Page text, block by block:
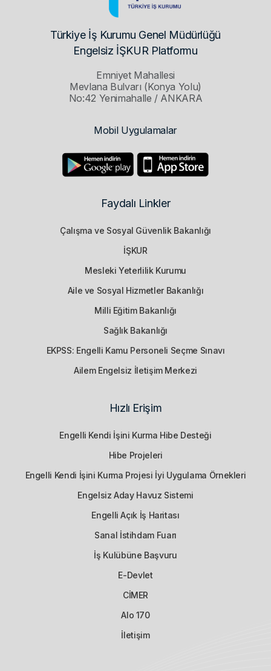
Türkiye İş Kurumu Genel Müdürlüğü
Engelsiz İŞKUR Platformu
Emniyet Mahallesi
Mevlana Bulvarı (Konya Yolu)
No:42 Yenimahalle / ANKARA
Mobil Uygulamalar
Faydalı Linkler
Çalışma ve Sosyal Güvenlik Bakanlığı
İŞKUR
Mesleki Yeterlilik Kurumu
Aile ve Sosyal Hizmetler Bakanlığı
Milli Eğitim Bakanlığı
Sağlık Bakanlığı
EKPSS: Engelli Kamu Personeli Seçme Sınavı
Ailem Engelsiz İletişim Merkezi
Hızlı Erişim
Engelli Kendi İşini Kurma Hibe Desteği
Hibe Projeleri
Engelli Kendi İşini Kurma Projesi İyi Uygulama Örnekleri
Engelsiz Aday Havuz Sistemi
Engelli Açık İş Haritası
Sanal İstihdam Fuarı
İş Kulübüne Başvuru
E-Devlet
CİMER
Alo 170
İletişim